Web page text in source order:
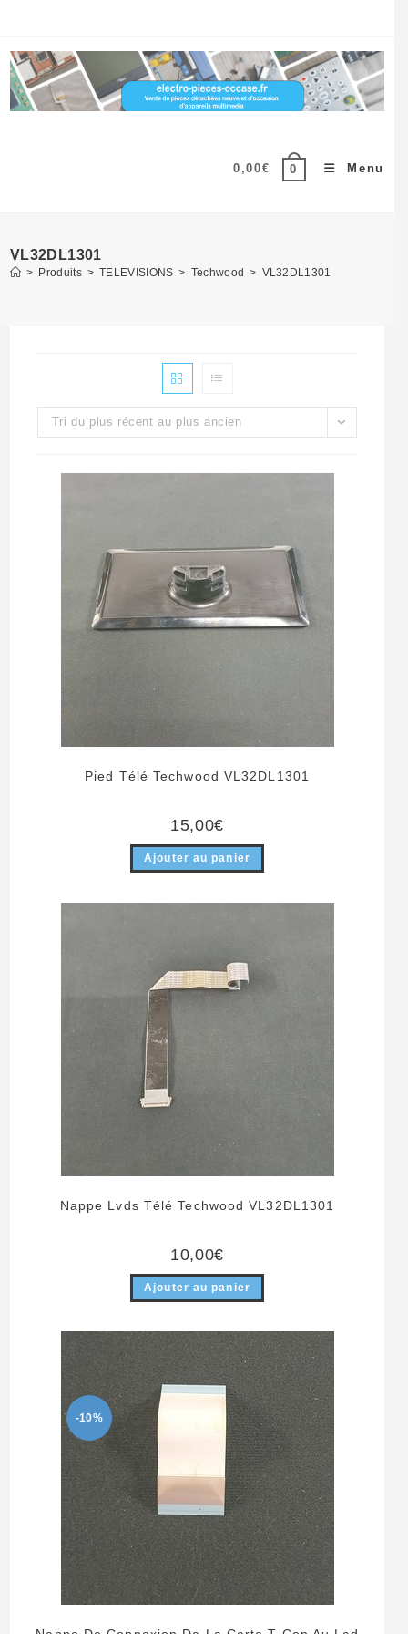
content
0,00€ 0 Menu
VL32DL1301
> Produits > TELEVISIONS > Techwood > VL32DL1301
Tri du plus récent au plus ancien
Pied Télé Techwood VL32DL1301
15,00€
Ajouter au panier
Nappe Lvds Télé Techwood VL32DL1301
10,00€
Ajouter au panier
-10%